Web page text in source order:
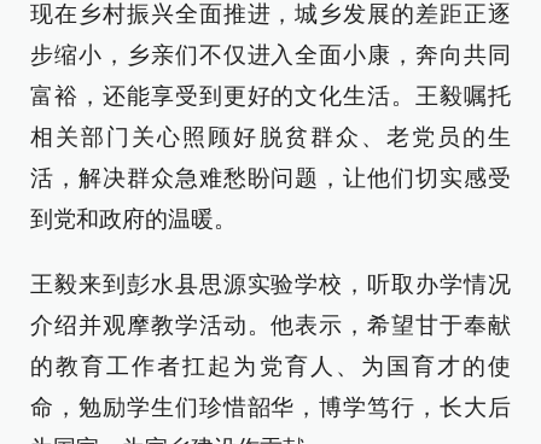
现在乡村振兴全面推进，城乡发展的差距正逐
步缩小，乡亲们不仅进入全面小康，奔向共同
富裕，还能享受到更好的文化生活。王毅嘱托
相关部门关心照顾好脱贫群众、老党员的生
活，解决群众急难愁盼问题，让他们切实感受
到党和政府的温暖。
王毅来到彭水县思源实验学校，听取办学情况
介绍并观摩教学活动。他表示，希望甘于奉献
的教育工作者扛起为党育人、为国育才的使
命，勉励学生们珍惜韶华，博学笃行，长大后